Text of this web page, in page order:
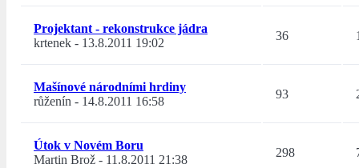
Projektant - rekonstrukce jádra
krtenek - 13.8.2011 19:02
36
Mašínové národními hrdiny
růženín - 14.8.2011 16:58
93
Útok v Novém Boru
Martin Brož - 11.8.2011 21:38
298